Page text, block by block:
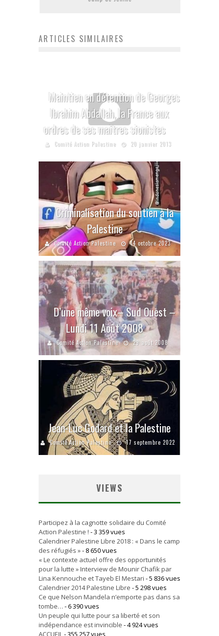
ARTICLES SIMILAIRES
Maintien en détention de Georges
Ibrahim Abdallah, la France aux
ordres de ses maitres sionistes
Comité Action Palestine 20 janvier 2013
Criminalisation du soutien à la
Palestine
Comité Action Palestine 14 octobre 2023
D’une même voix– Sud Ouest –
Lundi 11 Août 2008
Comité Action Palestine 29 août 2008
Jean-Luc Godard et la Palestine
Comité Action Palestine 17 septembre 2022
VIEWS
Participez à la cagnotte solidaire du Comité
Action Palestine ! - 3 359 vues
Calendrier Palestine Libre 2018 : « Dans le camp
des réfugiés »- 8 650 vues
« Le contexte actuel offre des opportunités
pour la lutte » Interview de Mounir Chafik par
Lina Kennouche et Tayeb El Mestari - 5 836 vues
Calendrier 2014 Palestine Libre - 5 298 vues
Ce que Nelson Mandela n’emporte pas dans sa
tombe… - 6 390 vues
Un peuple qui lutte pour sa liberté et son
indépendance est invincible - 4 924 vues
ACCUEIL - 355 257 vues